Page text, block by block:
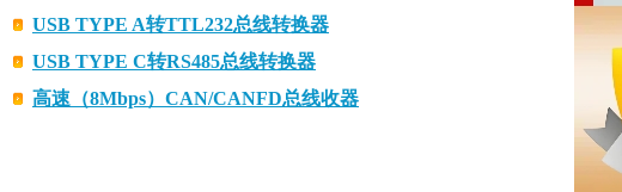
USB TYPE A转TTL232总线转换器
USB TYPE C转RS485总线转换器
高速（8Mbps）CAN/CANFD总线收器